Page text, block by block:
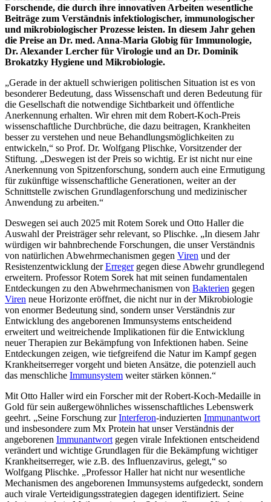
Forschende, die durch ihre innovativen Arbeiten wesentliche
Beiträge zum Verständnis infektiologischer, immunologischer
und mikrobiologischer Prozesse leisten. In diesem Jahr gehen
die Preise an Dr. med. Anna-Maria Globig für Immunologie,
Dr. Alexander Lercher für Virologie und an Dr. Dominik
Brokatzky Hygiene und Mikrobiologie.
„Gerade in der aktuell schwierigen politischen Situation ist es von
besonderer Bedeutung, dass Wissenschaft und deren Bedeutung für
die Gesellschaft die notwendige Sichtbarkeit und öffentliche
Anerkennung erhalten. Wir ehren mit dem Robert-Koch-Preis
wissenschaftliche Durchbrüche, die dazu beitragen, Krankheiten
besser zu verstehen und neue Behandlungsmöglichkeiten zu
entwickeln,“ so Prof. Dr. Wolfgang Plischke, Vorsitzender der
Stiftung. „Deswegen ist der Preis so wichtig. Er ist nicht nur eine
Anerkennung von Spitzenforschung, sondern auch eine Ermutigung
für zukünftige wissenschaftliche Generationen, weiter an der
Schnittstelle zwischen Grundlagenforschung und medizinischer
Anwendung zu arbeiten.“
Deswegen sei auch 2025 mit Rotem Sorek und Otto Haller die
Auswahl der Preisträger sehr relevant, so Plischke. „In diesem Jahr
würdigen wir bahnbrechende Forschungen, die unser Verständnis
von natürlichen Abwehrmechanismen gegen Viren und der
Resistenzentwicklung derErregergegen diese Abwehr grundlegend
erweitern. Professor Rotem Sorek hat mit seinen fundamentalen
Entdeckungen zu den Abwehrmechanismen von Bakterien gegen
Viren neue Horizonte eröffnet, die nicht nur in der Mikrobiologie
von enormer Bedeutung sind, sondern unser Verständnis zur
Entwicklung des angeborenen Immunsystems entscheidend
erweitert und weitreichende Implikationen für die Entwicklung
neuer Therapien zur Bekämpfung von Infektionen haben. Seine
Entdeckungen zeigen, wie tiefgreifend die Natur im Kampf gegen
Krankheitserreger vorgeht und bieten Ansätze, die potenziell auch
das menschliche Immunsystem weiter stärken können.“
Mit Otto Haller wird ein Forscher mit der Robert-Koch-Medaille in
Gold für sein außergewöhnliches wissenschaftliches Lebenswerk
geehrt. „Seine Forschung zurInterferon-induzierten Immunantwort
und insbesondere zum Mx Protein hat unser Verständnis der
angeborenen Immunantwort gegen virale Infektionen entscheidend
verändert und wichtige Grundlagen für die Bekämpfung wichtiger
Krankheitserreger, wie z.B. des Influenzavirus, gelegt,“ so
Wolfgang Plischke. „Professor Haller hat nicht nur wesentliche
Mechanismen des angeborenen Immunsystems aufgedeckt, sondern
auch virale Verteidigungsstrategien dagegen identifiziert. Seine